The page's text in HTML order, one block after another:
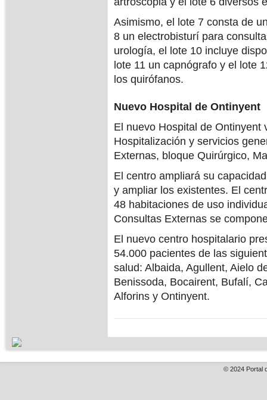
Asimismo, el lote 7 consta de
8 un electrobisturí para
urología, el lote 10 incluye
lote 11 un capnógrafo y el lote
los quirófanos.
Nuevo Hospital de Ontinyent
El nuevo Hospital de Ontinyent
Hospitalización y servicios
Externas, bloque Quirúrgico,
El centro ampliará su
y ampliar los existentes. El
48 habitaciones de uso
Consultas Externas se
El nuevo centro hospitalario
54.000 pacientes de las
salud: Albaida, Agullent, Aielo
Benissoda, Bocairent, Bufalí,
Alforins y Ontinyent.
© 2024 Portal